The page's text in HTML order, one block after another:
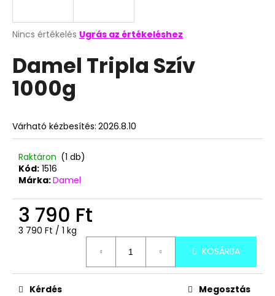
A
átlagos
értékelése
5-
ből
Nincs értékelés Ugrás az értékeléshez
Damel Tripla Szív
1000g
Várható kézbesítés: 2026.8.10
Raktáron (1 db)
Kód: 1516
Márka:Damel
3 790 Ft
Egységár:
3 790 Ft / 1 kg
KOSÁRBA
Kérdés Megosztás
A
á
n
k
UNICORN
NEON
POP
10G
199
Ft